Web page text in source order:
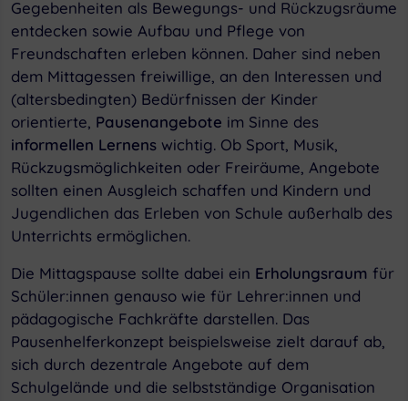
Gegebenheiten als Bewegungs- und Rückzugsräume
entdecken sowie Aufbau und Pflege von
Freundschaften erleben können. Daher sind neben
dem Mittagessen freiwillige, an den Interessen und
(altersbedingten) Bedürfnissen der Kinder
orientierte, Pausenangebote im Sinne des
informellen Lernens wichtig. Ob Sport, Musik,
Rückzugsmöglichkeiten oder Freiräume, Angebote
sollten einen Ausgleich schaffen und Kindern und
Jugendlichen das Erleben von Schule außerhalb des
Unterrichts ermöglichen.
Die Mittagspause sollte dabei ein Erholungsraum für
Schüler:innen genauso wie für Lehrer:innen und
pädagogische Fachkräfte darstellen. Das
Pausenhelferkonzept beispielsweise zielt darauf ab,
sich durch dezentrale Angebote auf dem
Schulgelände und die selbstständige Organisation